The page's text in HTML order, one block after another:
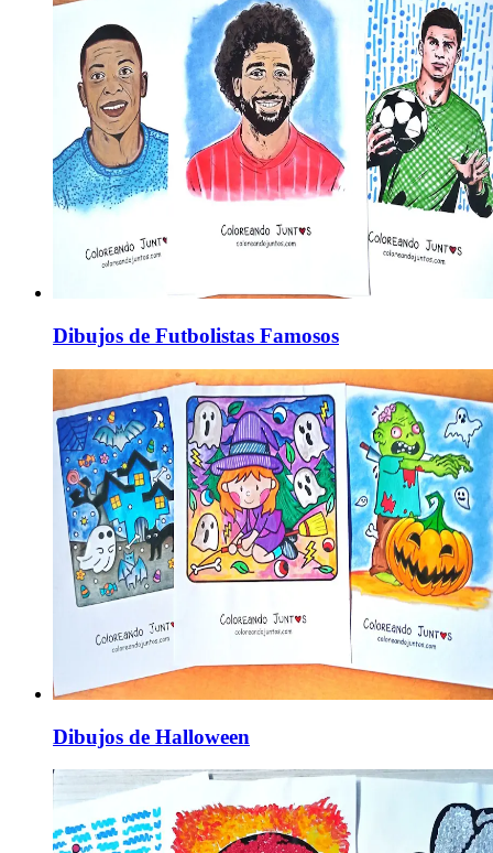
Dibujos de Futbolistas Famosos
Dibujos de Halloween